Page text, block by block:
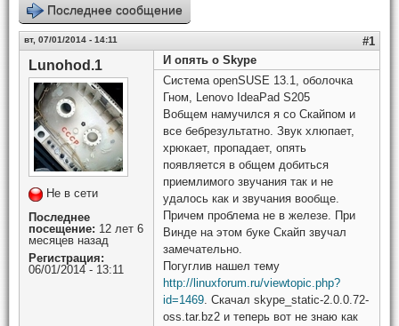
Последнее сообщение
вт, 07/01/2014 - 14:11 #1
Lunohod.1
Не в сети
Последнее
посещение: 12 лет 6
месяцев назад
Регистрация:
06/01/2014 - 13:11
И опять о Skype
Система openSUSE 13.1, оболочка
Гном, Lenovo IdeaPad S205
Вобщем намучился я со Скайпом и
все бебрезультатно. Звук хлюпает,
хрюкает, пропадает, опять
появляется в общем добиться
приемлимого звучания так и не
удалось как и звучания вообще.
Причем проблема не в железе. При
Винде на этом буке Скайп звучал
замечательно.
Погуглив нашел тему
http://linuxforum.ru/viewtopic.php?
id=1469. Скачал skype_static-2.0.0.72-
oss.tar.bz2 и теперь вот не знаю как